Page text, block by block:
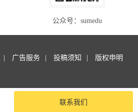
公众号：sumedu
广告服务 投稿须知 版权申明
商梦网校 版权所有苏ICP备14047127号-16
联系我们